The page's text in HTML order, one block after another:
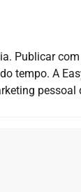
Publicar
tempo. A
pessoal